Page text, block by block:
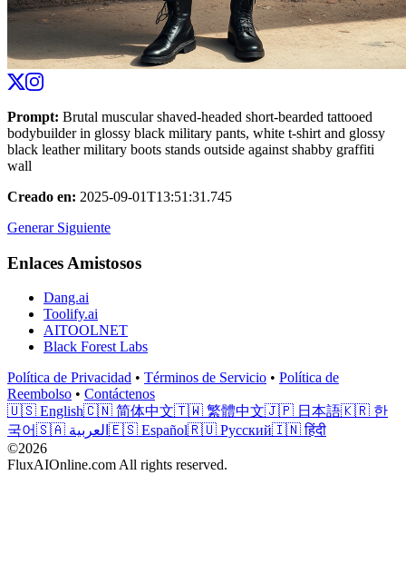
Prompt: Brutal muscular shaved-headed short-bearded tattooed
bodybuilder in glossy black military pants, white t-shirt and glossy
black leather military boots stands outside against shabby graffiti
wall
Creado en: 2025-09-01T13:51:31.745
Generar Siguiente
Enlaces Amistosos
Dang.ai
Toolify.ai
AITOOLNET
Black Forest Labs
Política de Privacidad • Términos de Servicio • Política de
Reembolso • Contáctenos
🇺🇸 English🇨🇳 简体中文🇹🇼 繁體中文🇯🇵 日本語🇰🇷 한
국어
🇸🇦 العربية 🇪🇸 Español🇷🇺 Русский🇮🇳 हिंदी
©2026
FluxAIOnline.com All rights reserved.